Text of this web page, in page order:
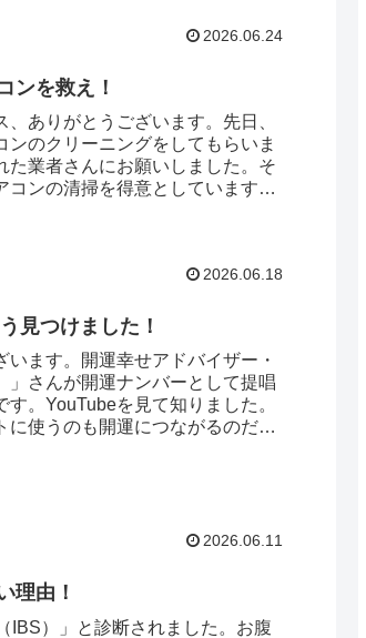
2026.06.24
ンを救え！
ありがとうございます。先日、
ンのクリーニングをしてもらいま
た業者さんにお願いしました。そ
コンの清掃を得意としています
2026.06.18
見つけました！
ます。開運幸せアドバイザー・
」さんが開運ナンバーとして提唱
。YouTubeを見て知りました。
に使うのも開運につながるのだそ
2026.06.11
理由！
IBS）」と診断されました。お腹